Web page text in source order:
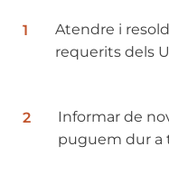
Atendre i
requerits dels
Informar de
puguem dur a